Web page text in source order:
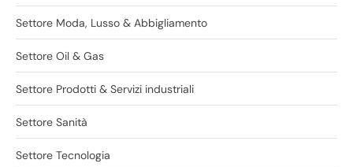
Settore Moda, Lusso & Abbigliamento
Settore Oil & Gas
Settore Prodotti & Servizi industriali
Settore Sanità
Settore Tecnologia